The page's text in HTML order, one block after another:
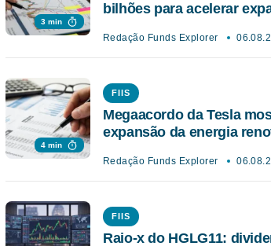
3 min
bilhões para acelerar
Redação Funds Explorer
4 min
FIIS
Megaacordo da Tesla
expansão da energia
Redação Funds Explorer
FIIS
Raio-x do HGLG11: